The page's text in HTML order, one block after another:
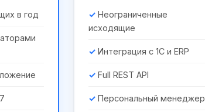
в год
Неограниченные
исходящие
Интеграция с 1С и ERP
Full REST API
Персональный менеджер